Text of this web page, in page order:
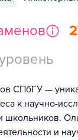
СПбГУ —
к научно-
школьников.
и